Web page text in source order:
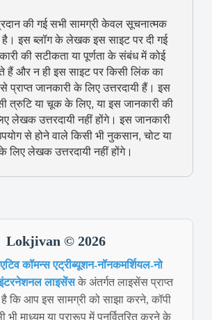
की गई सभी सामग्री केवल सूचनात्मक
है। इस ब्लॉग के लेखक इस साइट पर दी गई
की सटीकता या पूर्णता के संबंध में कोई
हैं और न ही इस साइट पर किसी लिंक का
जानकारी के लिए उत्तरदायी हैं। इस
त्रुटि या चूक के लिए, या इस जानकारी की
लेखक उत्तरदायी नहीं होंगे। इस जानकारी
से होने वाले किसी भी नुकसान, चोट या
के लिए लेखक उत्तरदायी नहीं होंगे।
Lokjivan © 2026
कॉमन्स एट्रीब्यूशन-नॉनकमर्शियल-नो
इंटरनेशनल लाइसेंसके अंतर्गत लाइसेंस प्राप्त
कि आप इस सामग्री को साझा करने, कॉपी
माध्यम या प्रारूप में पुनर्वितरित करने के